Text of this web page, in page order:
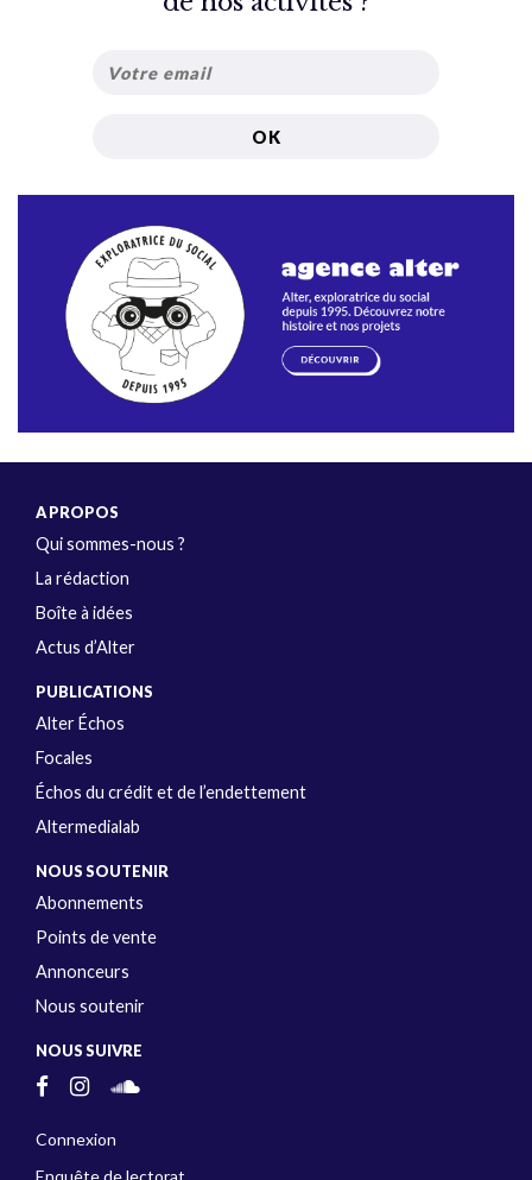
A PROPOS
Qui sommes-nous ?
La rédaction
Boîte à idées
Actus d’Alter
PUBLICATIONS
Alter Échos
Focales
Échos du crédit et de l’endettement
Altermedialab
NOUS SOUTENIR
Abonnements
Points de vente
Annonceurs
Nous soutenir
NOUS SUIVRE
Connexion